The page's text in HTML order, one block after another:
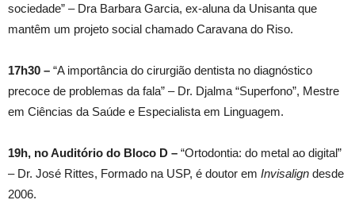
sociedade” – Dra Barbara Garcia, ex-aluna da Unisanta que
mantêm um projeto social chamado Caravana do Riso.
17h30 – “A importância do cirurgião dentista no diagnóstico
precoce de problemas da fala” – Dr. Djalma “Superfono”, Mestre
em Ciências da Saúde e Especialista em Linguagem.
19h, no Auditório do Bloco D – “Ortodontia: do metal ao digital”
– Dr. José Rittes, Formado na USP, é doutor em Invisalign desde
2006.